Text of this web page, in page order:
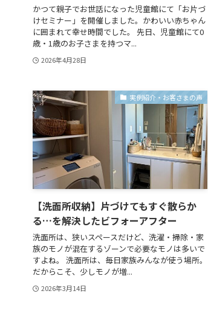
かつて親子でお世話になった児童館にて「お片づ
けセミナー」を開催しました。かわいい赤ちゃん
に囲まれて幸せ時間でした。 先日、児童館にて0
歳・1歳のお子さまを持つマ...
2026年4月28日
実例紹介・お客さまの声
【洗面所収納】片づけてもすぐ散らか
る…を解決したビフォーアフター
洗面所は、狭いスペースだけど、洗濯・掃除・家
族のモノが混在するゾーンで必要なモノは多いで
すよね。 洗面所は、毎日家族みんなが使う場所。
だからこそ、少しモノが増...
2026年3月14日